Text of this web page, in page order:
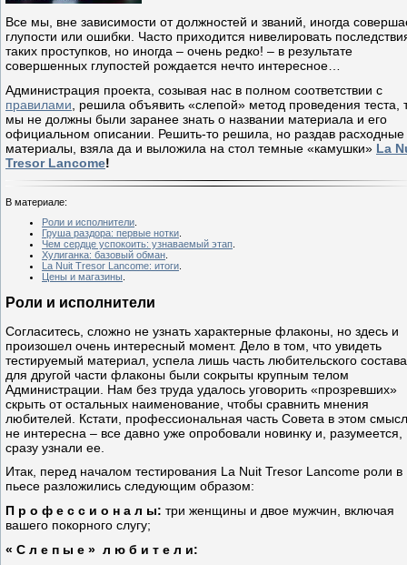
Все мы, вне зависимости от должностей и званий, иногда
глупости или ошибки. Часто приходится нивелировать
таких проступков, но иногда – очень редко! – в результате
совершенных глупостей рождается нечто интересное…
Администрация проекта, созывая нас в полном соответствии с
правилами , решила объявить «слепой» метод проведения теста,
мы не должны были заранее знать о названии материала и его
официальном описании. Решить-то решила, но раздав расходные
материалы, взяла да и выложила на стол темные «камушки» La
Tresor Lancome!
В материале:
Роли и исполнители
Груша раздора: первые нотки
Чем сердце успокоить: узнаваемый этап
Хулиганка: базовый обман
La Nuit Tresor Lancome: итоги
Цены и магазины
Роли и исполнители
Согласитесь, сложно не узнать характерные флаконы, но здесь и
произошел очень интересный момент. Дело в том, что увидеть
тестируемый материал, успела лишь часть любительского
для другой части флаконы были сокрыты крупным телом
Администрации. Нам без труда удалось уговорить «прозревших»
скрыть от остальных наименование, чтобы сравнить мнения
любителей. Кстати, профессиональная часть Совета в этом
не интересна – все давно уже опробовали новинку и, разумеется,
сразу узнали ее.
Итак, перед началом тестирования La Nuit Tresor Lancome роли в
пьесе разложились следующим образом:
П р о ф е с с и о н а л ы: три женщины и двое мужчин, включая
вашего покорного слугу;
« С л е п ы е » л ю б и т е л и: